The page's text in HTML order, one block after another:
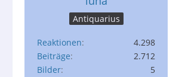
Antiquarius
Reaktionen
4.298
Beiträge
2.712
Bilder
5